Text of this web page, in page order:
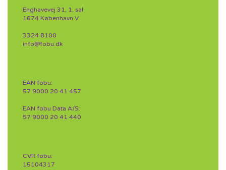
Enghavevej 31, 1. sal
1674 København V
3324 8100
info@fobu.dk
EAN fobu:
57 9000 20 41 457
EAN fobu Data A/S:
57 9000 20 41 440
CVR fobu:
15104317